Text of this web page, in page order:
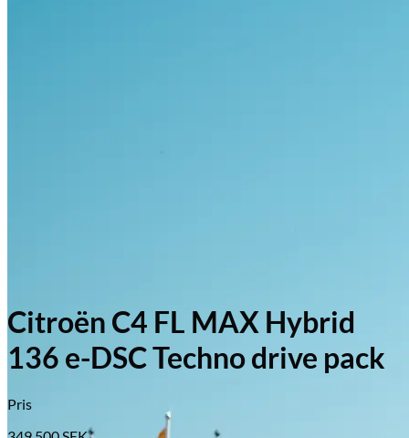
Citroën C4 FL MAX Hybrid
136 e-DSC Techno drive pack
Pris